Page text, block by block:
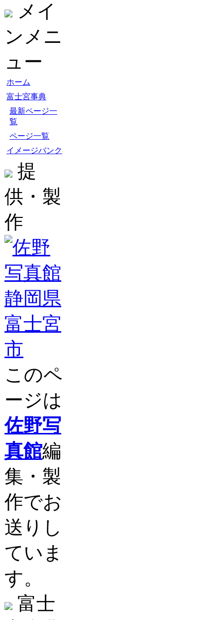
メイ
ンメニ
ュー
ホーム
富士宮事典
最新ページ一
覧
ページ一覧
イメージバンク
提
供・製
作
このペ
ージは
佐野写
真館編
集・製
作でお
送りし
ていま
す。
富士